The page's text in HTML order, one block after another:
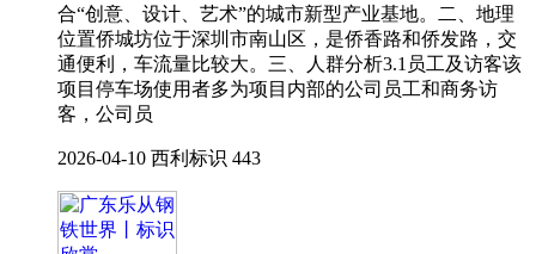
合“创意、设计、艺术”的城市新型产业基地。二、地理
位置侨城坊位于深圳市南山区，是侨香路和侨发路，交
通便利，车流量比较大。三、人群分析3.1员工及访客该
项目停车场使用者多为项目内部的公司员工和商务访
客，公司员
2026-04-10 西利标识 443